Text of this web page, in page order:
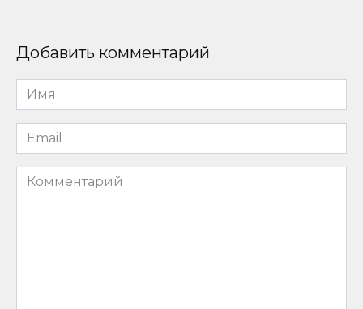
Добавить комментарий
Имя
*
Email
*
Комментарий